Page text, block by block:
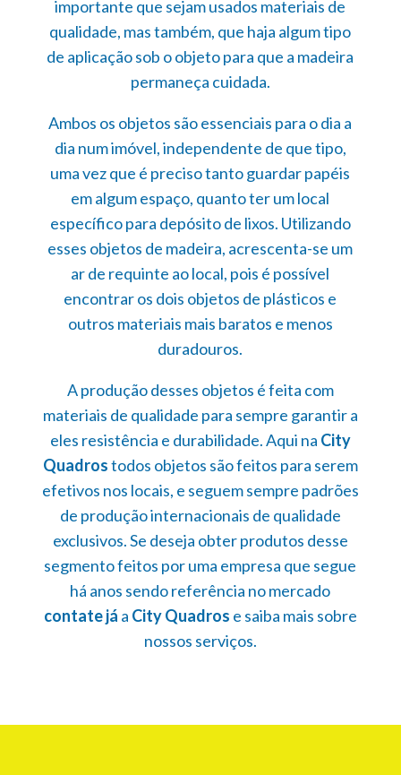
importante que sejam usados materiais de
qualidade, mas também, que haja algum tipo
de aplicação sob o objeto para que a madeira
permaneça cuidada.
Ambos os objetos são essenciais para o dia a
dia num imóvel, independente de que tipo,
uma vez que é preciso tanto guardar papéis
em algum espaço, quanto ter um local
específico para depósito de lixos. Utilizando
esses objetos de madeira, acrescenta-se um
ar de requinte ao local, pois é possível
encontrar os dois objetos de plásticos e
outros materiais mais baratos e menos
duradouros.
A produção desses objetos é feita com
materiais de qualidade para sempre garantir a
eles resistência e durabilidade. Aqui na City
Quadrostodos objetos são feitos para serem
efetivos nos locais, e seguem sempre padrões
de produção internacionais de qualidade
exclusivos. Se deseja obter produtos desse
segmento feitos por uma empresa que segue
há anos sendo referência no mercado
contate já a City Quadros e saiba mais sobre
nossos serviços.